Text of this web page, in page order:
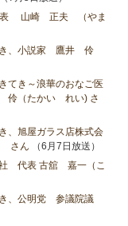
代表 山崎 正夫 （やま
き、小説家 鷹井 伶
てき～浪華のおなご医
伶（たかい れい) さ
、旭屋ガラス店株式会
さん （6月7日放送）
社 代表 古舘 嘉一（こ
、公明党 参議院議